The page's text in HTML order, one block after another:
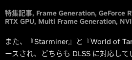
特集記事 Frame Generation GeForce
RTX GPU Multi Frame Generation
また、『Starminer』と『World of
ースされ、どちらも DLSS に対応して